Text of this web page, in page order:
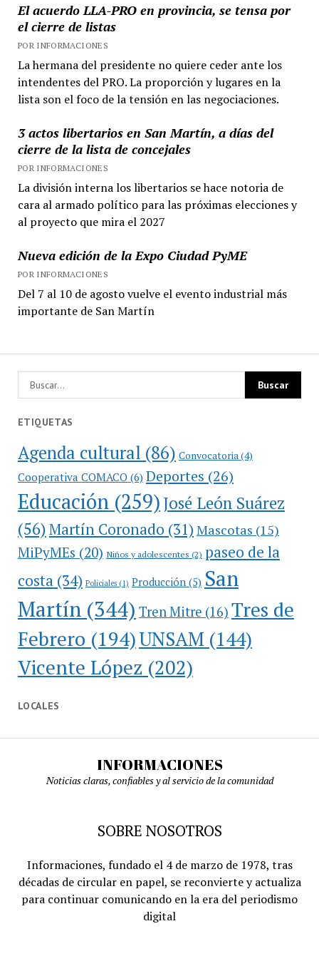
El acuerdo LLA-PRO en provincia, se tensa por
el cierre de listas
POR INFORMACIONES
La hermana del presidente no quiere ceder ante los
intendentes del PRO. La proporción y lugares en la
lista son el foco de la tensión en las negociaciones.
3 actos libertarios en San Martín, a días del
cierre de la lista de concejales
POR INFORMACIONES
La división interna los libertarios se hace notoria de
cara al armado político para las próximas elecciones y
al proyecto que mira el 2027
Nueva edición de la Expo Ciudad PyME
POR INFORMACIONES
Del 7 al 10 de agosto vuelve el evento industrial más
importante de San Martín
ETIQUETAS
Agenda cultural (86) Convocatoria (4)
Cooperativa COMACO(6) Deportes (26)
Educación(259)José León Suárez
(56)Martín Coronado (31) Mascotas (15)
MiPyMEs (20) Niños y adolescentes (2) paseo de la
costa(34) Policiales(1) Producción(5) San
Martín(344) Tren Mitre (16) Tres de
Febrero (194)UNSAM (144)
Vicente López (202)
LOCALES
INFORMACIONES
Noticias claras, confiables y al servicio de la comunidad
SOBRE NOSOTROS
Informaciones, fundado el 4 de marzo de 1978, tras
décadas de circular en papel, se reconvierte y actualiza
para continuar comunicando en la era del periodismo
digital